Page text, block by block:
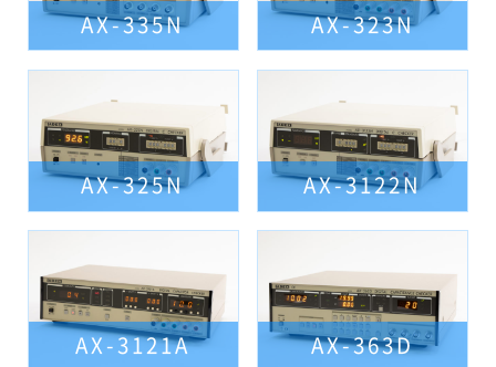
AX-335N AX-323N
AX-325N AX-3122N
AX-3121A AX-363D